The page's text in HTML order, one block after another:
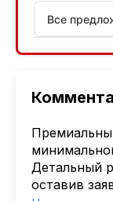
Детальный
оставив
Все
АСБ
Лизинг: BYN
Также